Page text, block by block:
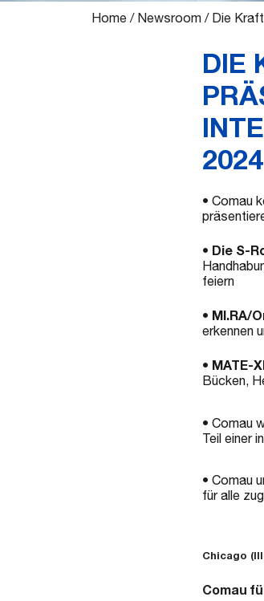
Home / Newsroom / Die
DIE
2024
• Comau
• Die S-
feiern
• MI.RA/
erkennen
• MATE-
Bücken,
• Comau
Teil einer
• Comau
für alle
Chicago
Comau